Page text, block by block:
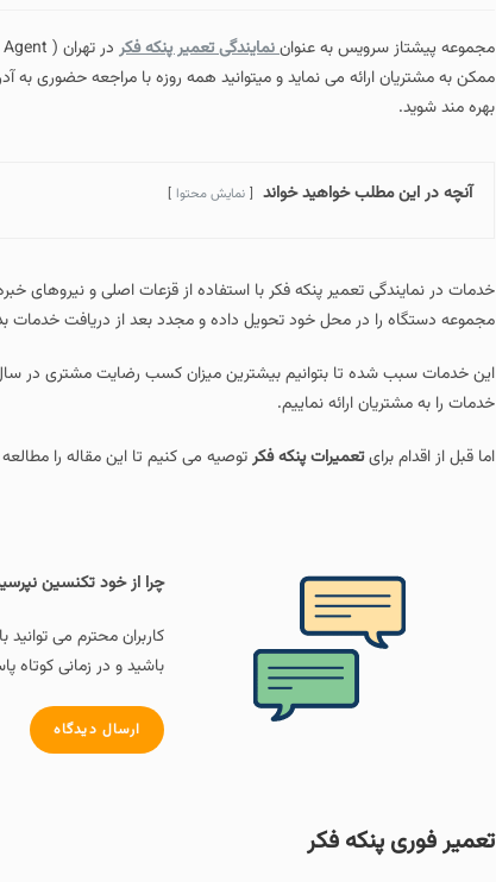
مجموعه پیشتاز سرویس به عنواننمایندگی تعمیر پنکه فکر
ممکن به مشتریان ارائه می نماید و میتوانید همه روزه با مراجعه حضوری
بهره مند شوید.
آنچه در این مطلب خواهید خواند نمایش محتوا
خدمات در نمایندگی تعمیر پنکه فکر با استفاده از قزعات اصلی و
مجموعه دستگاه را در محل خود تحویل داده و مجدد بعد از دریافت خدمات
خدمات را به مشتریان ارائه نماییم.
اما قبل از اقدام برایتعمیرات پنکه فکرتوصیه می کنیم تا این مقاله را
چرا از خود تکنسین
کاربران محترم می
باشید و در زمانی کوتاه
ارسال دیدگاه
تعمیر فوری پنکه فکر